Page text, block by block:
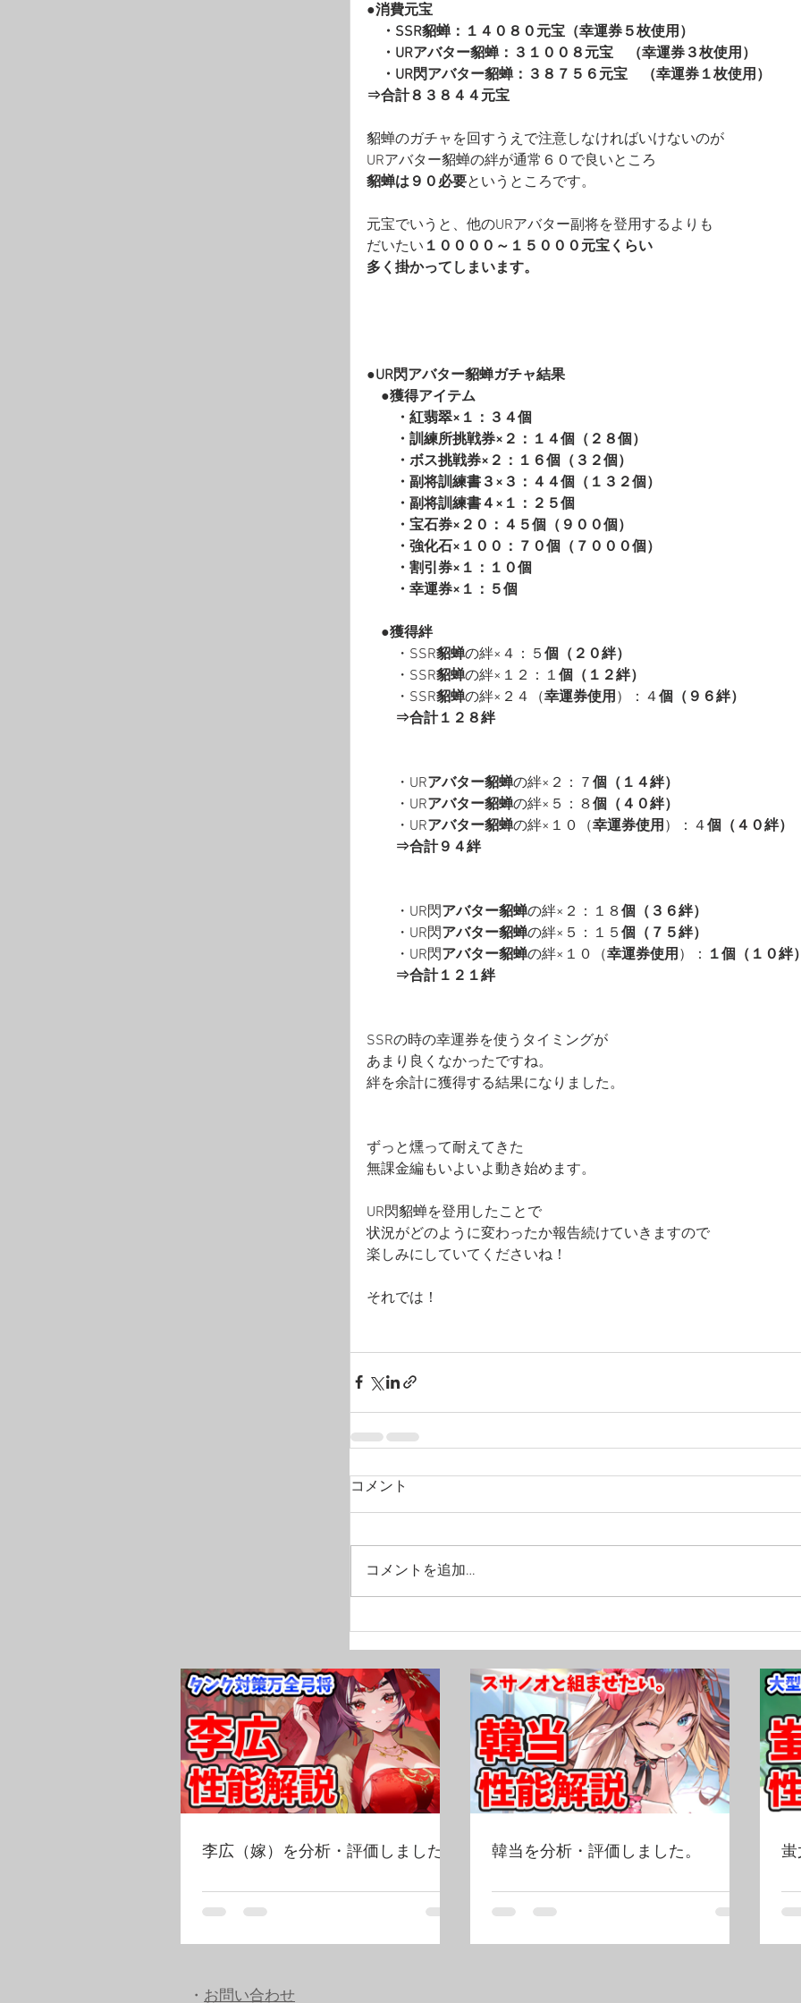
●消費元宝
・SSR貂蝉：１４０８０元宝（幸運券５枚使用）
・URアバター貂蝉：３１００８元宝　（幸運券３枚使用）
・UR閃アバター貂蝉：３８７５６元宝　（幸運券１枚使用）
⇒合計８３８４４元宝
貂蝉のガチャを回すうえで注意しなければいけないのが
URアバター貂蝉の絆が通常６０で良いところ
貂蝉は９０必要というところです。
元宝でいうと、他のURアバター副将を登用するよりも
だいたい １００００～１５０００元宝くらい
多く掛かってしまいます。
●UR閃アバター貂蝉ガチャ結果
●獲得アイテム
・紅翡翠×１：３４個
・訓練所挑戦券×２：１４個（２８個）
・ボス挑戦券×２：１６個（３２個）
・副将訓練書３×３：４４個（１３２個）
・副将訓練書４×１：２５個
・宝石券×２０：４５個（９００個）
・強化石×１００：７０個（７０００個）
・割引券×１：１０個
・幸運券×１：５個
●獲得絆
・SSR貂蝉の絆×４：５ 個（２０絆）
・SSR貂蝉の絆×１２：１ 個（１２絆）
・SSR貂蝉の絆×２４（幸運券使用）：４個（９６絆）
⇒合計１２８絆
・URアバター貂蝉の絆×２：７ 個（１４絆）
・URアバター貂蝉の絆×５：８個（４０絆）
・URアバター貂蝉の絆×１０（幸運券使用）：４個（４０絆）
⇒合計９４絆
・UR閃アバター貂蝉の絆×２：１８個（３６絆）
・UR閃アバター貂蝉の絆×５：１５ 個（７５絆）
・UR閃アバター貂蝉の絆×１０（幸運券使用）： １個（１０絆
⇒合計１２１絆
SSRの時の幸運券を使うタイミングが
あまり良くなかったですね。
絆を余計に獲得する結果になりました。
ずっと燻って耐えてきた
無課金編もいよいよ動き始めます。
UR閃貂蝉を登用したことで
状況がどのように変わったか報告続けていきますので
楽しみにしていてくださいね！
それでは！
コメント
コメントを追加…
李広（嫁）を分析・評価しました！ 韓当を分析・評価しました。
・ お問い合わせ